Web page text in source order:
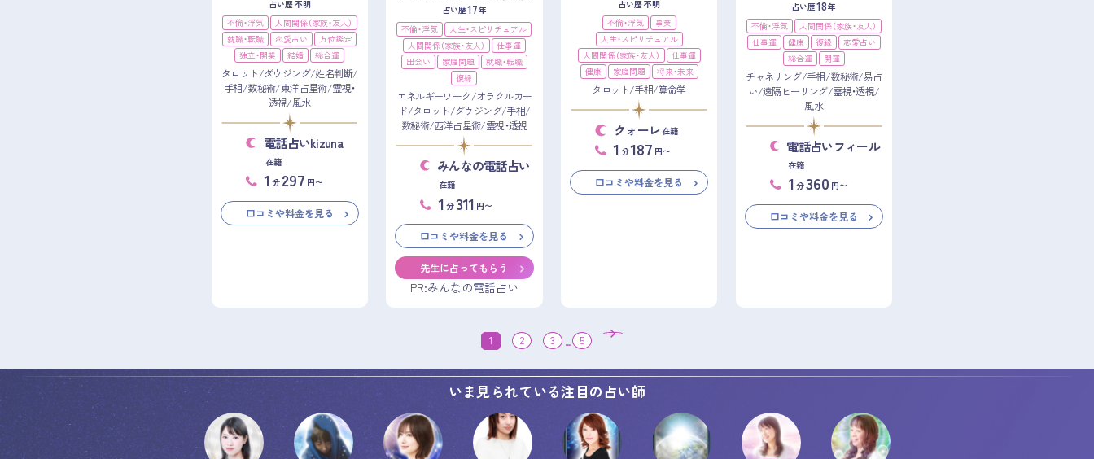
占い歴 不明
不倫・浮気
人間関係（家族・友人）
就職・転職
恋愛占い
方位鑑定
独立・開業
結婚 総合運
タロット/ダウジング/姓名判断/
手相/数秘術/東洋占星術/霊視・
透視/風水
電話占いkizuna
在籍
1 分 297 円〜
口コミや料金を見る
占い歴17年
不倫・浮気
人生・スピリチュアル
人間関係（家族・友人）
仕事運
出会い
家庭問題
就職・転職
復縁
エネルギーワーク/オラクルカー
ド/タロット/ダウジング/手相/
数秘術/西洋占星術/霊視・透視
みんなの電話占い
在籍
1 分311 円〜
口コミや料金を見る
先生に占ってもらう
PR:みんなの電話占い
占い歴 不明
不倫・浮気
事業
人生・スピリチュアル
人間関係（家族・友人）
仕事運
健康
家庭問題 将来・未来
タロット/手相/算命学
クォーレ在籍
1 分187 円〜
口コミや料金を見る
占い歴18年
不倫・浮気
人間関係（家族・友人）
仕事運
健康 復縁
恋愛占い
総合運
開運
チャネリング/手相/数秘術/易占
い/遠隔ヒーリング/霊視・透視/
風水
電話占いフィール
在籍
1 分360 円〜
口コミや料金を見る
1 2 3 ... 5
いま見られている注目の占い師